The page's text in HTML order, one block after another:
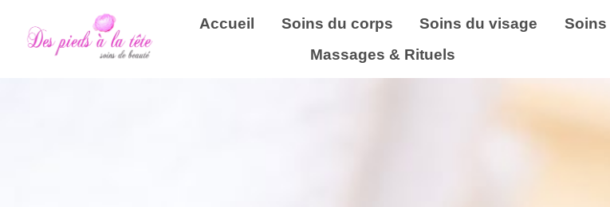
Accueil Soins du corps Soins du visage Soins
Massages & Rituels